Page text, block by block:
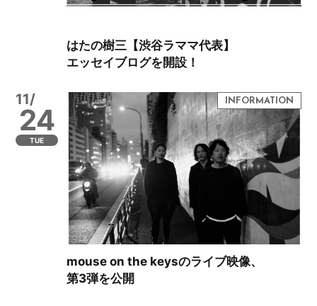
はたの樹三【渋谷ラママ代表】
エッセイブログを開設！
11/
24
TUE
mouse on the keysのライブ映像、
第3弾を公開